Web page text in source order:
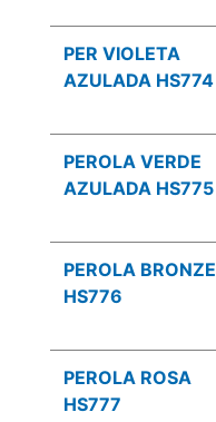
PER VIOLETA
AZULADA HS774
PEROLA VERDE
AZULADA HS775
PEROLA BRONZE
HS776
PEROLA ROSA
HS777